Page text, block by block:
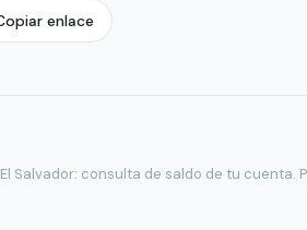
enlace
Salvador: consulta de saldo de tu cuenta.